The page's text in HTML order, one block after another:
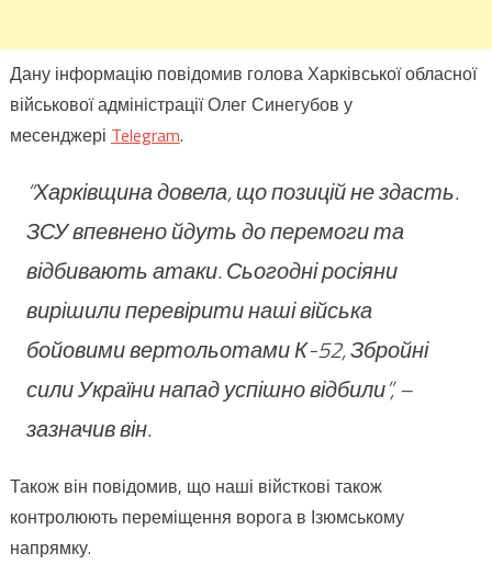
Дану інформацію повідомив голова Харківської обласної
військової адміністрації Олег Синегубов у
месенджері Telegram.
“Харківщина довела, що позицій не здасть.
ЗСУ впевнено йдуть до перемоги та
відбивають атаки. Сьогодні росіяни
вирішили перевірити наші війська
бойовими вертольотами К-52, Збройні
сили України напад успішно відбили”, –
зазначив він.
Також він повідомив, що наші війсткові також
контролюють переміщення ворога в Ізюмському
напрямку.